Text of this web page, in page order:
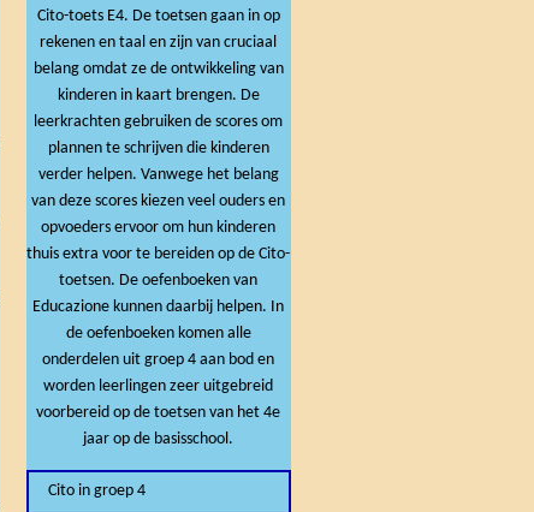
Cito-toets E4. De toetsen gaan in op
rekenen en taal en zijn van cruciaal
belang omdat ze de ontwikkeling van
kinderen in kaart brengen. De
leerkrachten gebruiken de scores om
plannen te schrijven die kinderen
verder helpen. Vanwege het belang
van deze scores kiezen veel ouders en
opvoeders ervoor om hun kinderen
thuis extra voor te bereiden op de Cito-
toetsen. De oefenboeken van
Educazione kunnen daarbij helpen. In
de oefenboeken komen alle
onderdelen uit groep 4 aan bod en
worden leerlingen zeer uitgebreid
voorbereid op de toetsen van het 4e
jaar op de basisschool.
Cito in groep 4